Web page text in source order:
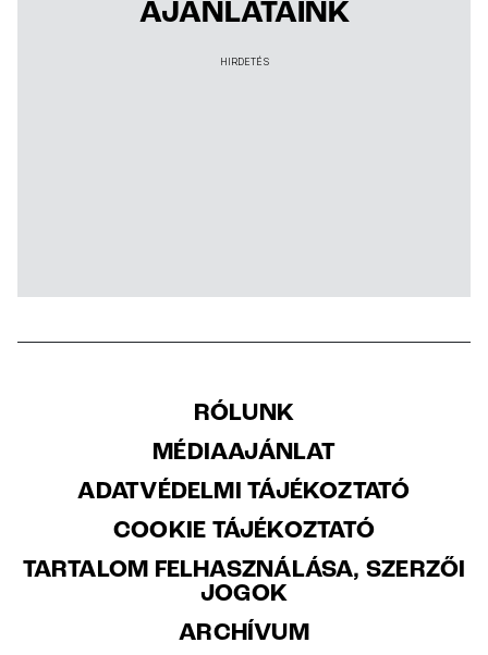
AJÁNLATAINK
HIRDETÉS
RÓLUNK
MÉDIAAJÁNLAT
ADATVÉDELMI TÁJÉKOZTATÓ
COOKIE TÁJÉKOZTATÓ
TARTALOM FELHASZNÁLÁSA, SZERZŐI
JOGOK
ARCHÍVUM